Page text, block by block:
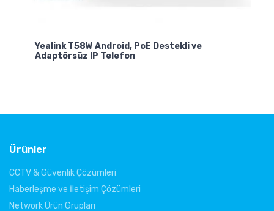
Yealink T58W Android, PoE Destekli ve
Adaptörsüz IP Telefon
Ürünler
CCTV & Güvenlik Çözümleri
Haberleşme ve İletişim Çözümleri
Network Ürün Grupları